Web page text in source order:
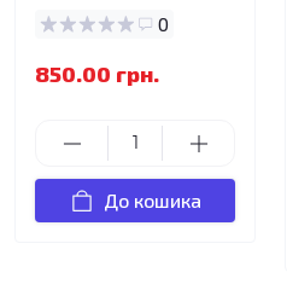
0
850.00 грн.
До кошика